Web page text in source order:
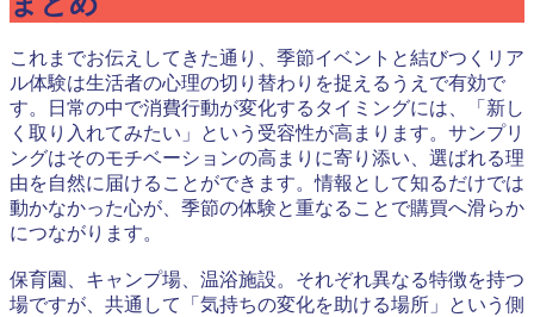
これまでお伝えしてきた通り、季節イベントと結びつくリア
ル体験は生活者の心理の切り替わりを捉えるうえで有効で
す。日常の中で消費行動が変化するタイミングには、「新し
く取り入れてみたい」という受容性が高まります。サンプリ
ングはそのモチベーションの高まりに寄り添い、選ばれる理
由を自然に届けることができます。情報として知るだけでは
動かなかった心が、季節の体験と重なることで購買へ滑らか
につながります。
保育園、キャンプ場、温浴施設。それぞれ異なる特徴を持つ
場ですが、共通して「気持ちの変化を助ける場所」という側